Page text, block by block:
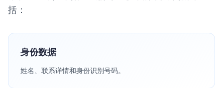
括：
身份数据
姓名、联系详情和身份识别号码。